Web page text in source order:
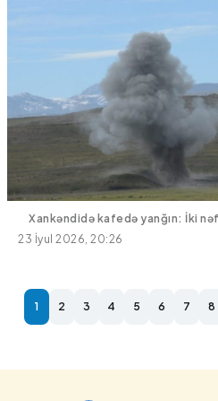
Xankəndidə kafedə yanğın: İki
23 İyul 2026, 20:26
1 2 3 4 5 6 7 8